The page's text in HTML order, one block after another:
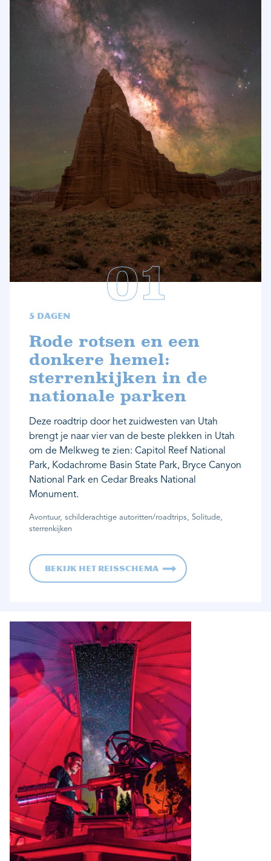
5 dagen
Rode rotsen en een
donkere hemel:
sterrenkijken in de
nationale parken
Deze roadtrip door het zuidwesten van Utah
brengt je naar vier van de beste plekken in Utah
om de Melkweg te zien: Capitol Reef National
Park, Kodachrome Basin State Park, Bryce Canyon
National Park en Cedar Breaks National
Monument.
Avontuur, schilderachtige autoritten/roadtrips, Solitude,
sterrenkijken
Bekijk het reisschema